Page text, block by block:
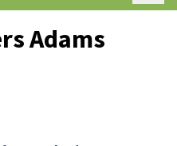
Adams